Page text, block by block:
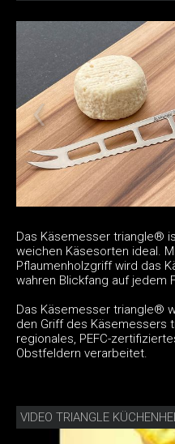
Das Käsemesser triangle®
weichen Käsesorten ideal.
Pflaumenholzgriff wird das
wahren Blickfang auf jedem
Das Käsemesser triangle®
den Griff des Käsemessers
regionales, PEFC-
Obstfeldern verarbeitet.
VIDEO TRIANGLE